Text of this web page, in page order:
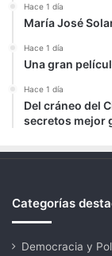
Hace 1 día
María José
Hace 1 día
Una gran
Hace 1 día
Del cráneo del
secretos mejor
Categorías
Democracia y